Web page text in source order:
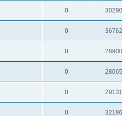
0 30290
0 36762
0 28900
0 28065
0 29131
0 32186